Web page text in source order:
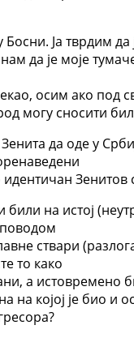
Ја тврдим да
да је моје
осим ако под
могу сносити
да оде у
Зенитов
на истој
поводом
ствари
то како
а
на којој је био и